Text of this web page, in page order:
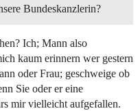
Bundeskanzlerin?
Ich; Mann also
kaum erinnern wer gestern
oder Frau; geschweige ob
Sie oder er eine
mir vielleicht aufgefallen.